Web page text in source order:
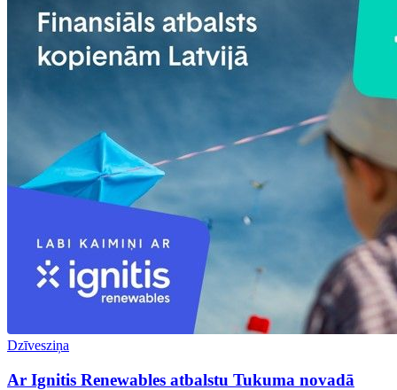
Dzīvesziņa
Ar Ignitis Renewables atbalstu Tukuma novadā